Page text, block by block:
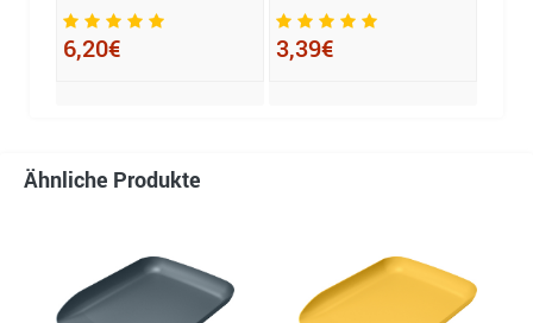
6,20€ 3,39€
Ähnliche Produkte